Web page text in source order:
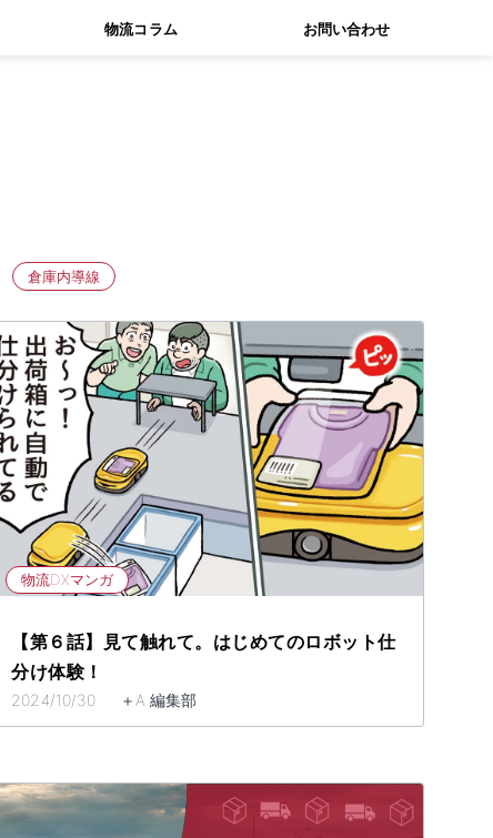
物流コラム お問い合わせ
倉庫内導線
物流DXマンガ
【第６話】見て触れて。はじめてのロボット仕
分け体験！
2024/10/30 ＋A 編集部